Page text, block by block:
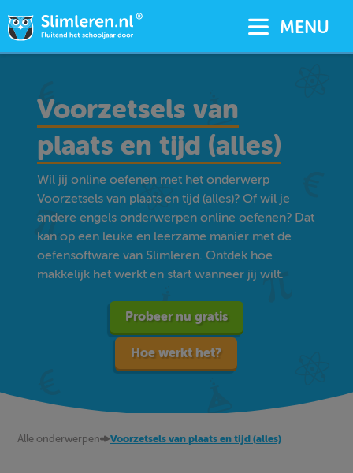
MENU
Voorzetsels van
plaats en tijd (alles)
Wil jij online oefenen met het onderwerp
Voorzetsels van plaats en tijd (alles)? Of wil je
andere engels onderwerpen online oefenen? Dat
kan op een leuke en leerzame manier met de
oefensoftware van Slimleren. Ontdek hoe
makkelijk het werkt en start wanneer jij wilt.
Probeer nu gratis
Hoe werkt het?
Alle onderwerpen Voorzetsels van plaats en tijd (alles)